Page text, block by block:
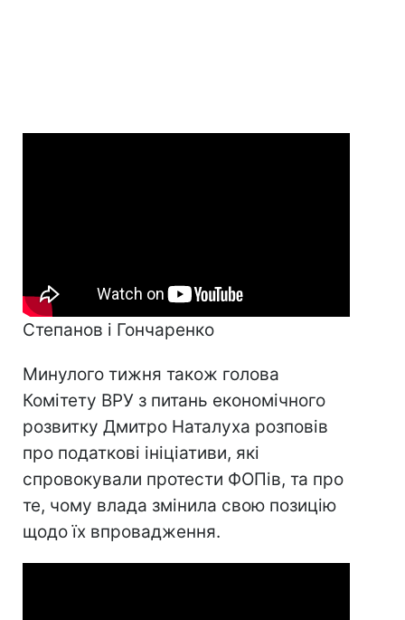
Степанов і Гончаренко
Минулого тижня також голова
Комітету ВРУ з питань економічного
розвитку Дмитро Наталуха розповів
про податкові ініціативи, які
спровокували протести ФОПів, та про
те, чому влада змінила свою позицію
щодо їх впровадження.